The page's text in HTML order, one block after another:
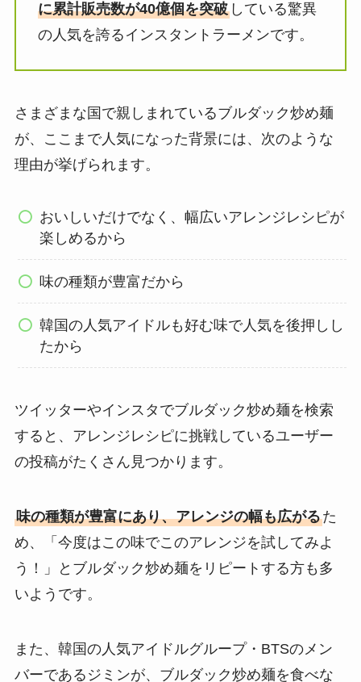
に累計販売数が40億個を突破している驚異
の人気を誇るインスタントラーメンです。
さまざまな国で親しまれているブルダック炒め麺
が、ここまで人気になった背景には、次のような
理由が挙げられます。
おいしいだけでなく、幅広いアレンジレシピが
楽しめるから
味の種類が豊富だから
韓国の人気アイドルも好む味で人気を後押しし
たから
ツイッターやインスタでブルダック炒め麺を検索
すると、アレンジレシピに挑戦しているユーザー
の投稿がたくさん見つかります。
味の種類が豊富にあり、アレンジの幅も広がるた
め、「今度はこの味でこのアレンジを試してみよ
う！」とブルダック炒め麺をリピートする方も多
いようです。
また、韓国の人気アイドルグループ・BTSのメン
バーであるジミンが、ブルダック炒め麺を食べな